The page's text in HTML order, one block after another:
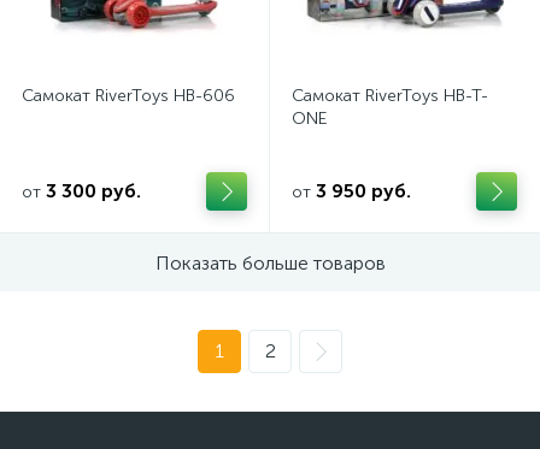
Самокат RiverToys HB-606
от 3 300 руб.
Самокат RiverToys HB-T-
ONE
от 3 950 руб.
Показать больше товаров
1 2